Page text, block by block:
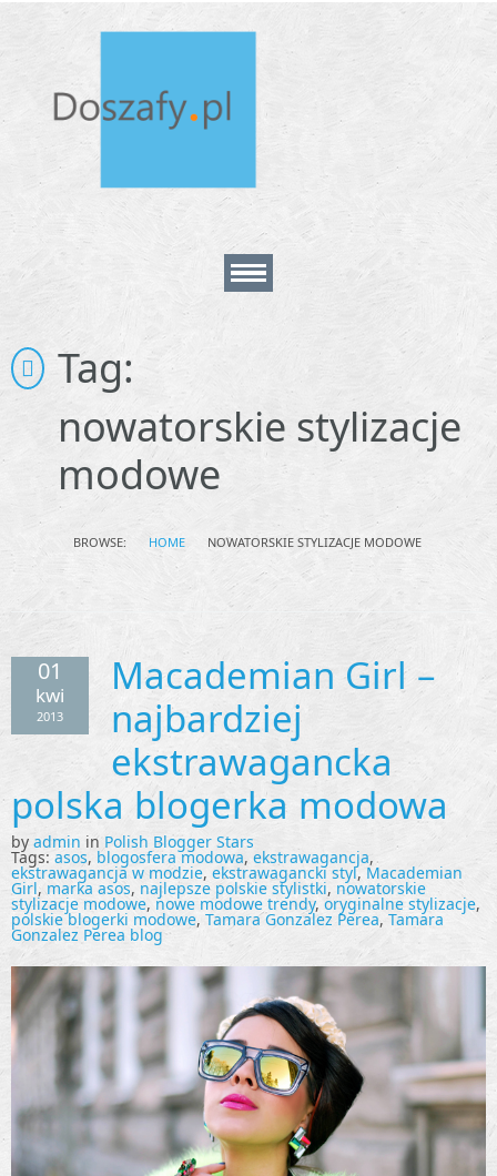
Home
About
Contact
Tag:
nowatorskie stylizacje
modowe
BROWSE: HOME NOWATORSKIE STYLIZACJE MODOWE
01
kwi
2013
Macademian Girl –
najbardziej
ekstrawagancka
polska blogerka modowa
by admin in Polish Blogger Stars
Tags: asos, blogosfera modowa, ekstrawagancja,
ekstrawagancja w modzie, ekstrawagancki styl, Macademian
Girl, marka asos, najlepsze polskie stylistki, nowatorskie
stylizacje modowe, nowe modowe trendy, oryginalne stylizacje,
polskie blogerki modowe, Tamara Gonzalez Perea, Tamara
Gonzalez Perea blog